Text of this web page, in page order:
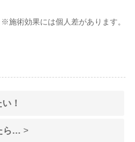
※施術効果には個人差があります。
！
ら… >